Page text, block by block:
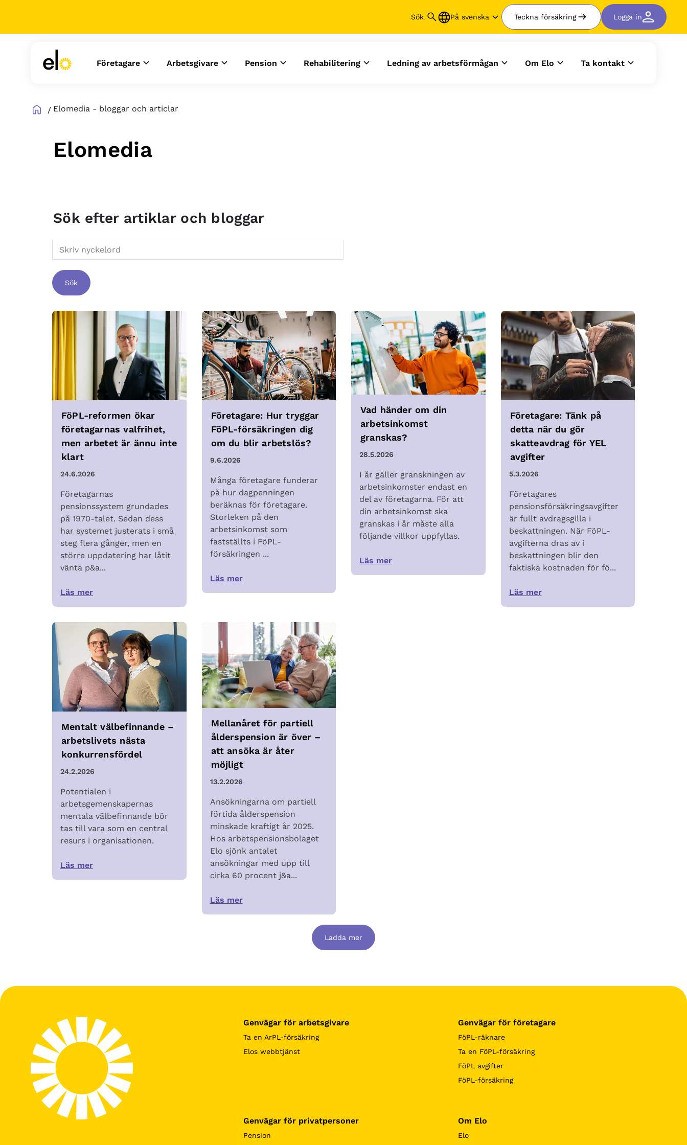
På svenska Teckna försäkring Logga in
Företagare Arbetsgivare Pension Rehabilitering Ledning av arbetsförmågan Om Elo Ta kontakt
Elomedia - bloggar och articlar
Elomedia
Sök efter artiklar och bloggar
Sök
FöPL-reformen ökar
företagarnas valfrihet,
men arbetet är ännu inte
klart
24.6.2026
Företagarnas
pensionssystem grundades
på 1970-talet. Sedan dess
har systemet justerats i små
steg flera gånger, men en
större uppdatering har låtit
vänta p&a...
Läs mer
Företagare: Hur tryggar
FöPL-försäkringen dig
om du blir arbetslös?
9.6.2026
Många företagare funderar
på hur dagpenningen
beräknas för företagare.
Storleken på den
arbetsinkomst som
fastställts i FöPL-
försäkringen ...
Läs mer
Vad händer om din
arbetsinkomst
granskas?
28.5.2026
I år gäller granskningen av
arbetsinkomster endast en
del av företagarna. För att
din arbetsinkomst ska
granskas i år måste alla
följande villkor uppfyllas.
Läs mer
Företagare: Tänk på
detta när du gör
skatteavdrag för YEL
avgifter
5.3.2026
Företagares
pensionsförsäkringsavgifter
är fullt avdragsgilla i
beskattningen. När FöPL-
avgifterna dras av i
beskattningen blir den
faktiska kostnaden för fö...
Läs mer
Mentalt välbefinnande –
arbetslivets nästa
konkurrensfördel
24.2.2026
Potentialen i
arbetsgemenskapernas
mentala välbefinnande bör
tas till vara som en central
resurs i organisationen.
Läs mer
Mellanåret för partiell
ålderspension är över –
att ansöka är åter
möjligt
13.2.2026
Ansökningarna om partiell
förtida ålderspension
minskade kraftigt år 2025.
Hos arbetspensionsbolaget
Elo sjönk antalet
ansökningar med upp till
cirka 60 procent j&a...
Läs mer
Ladda mer
Genvägar för arbetsgivare
Ta en ArPL-försäkring
Elos webbtjänst
Genvägar för företagare
FöPL-räknare
Ta en FöPL-försäkring
FöPL avgifter
FöPL-försäkring
Genvägar för privatpersoner
Pension
Om Elo
Elo